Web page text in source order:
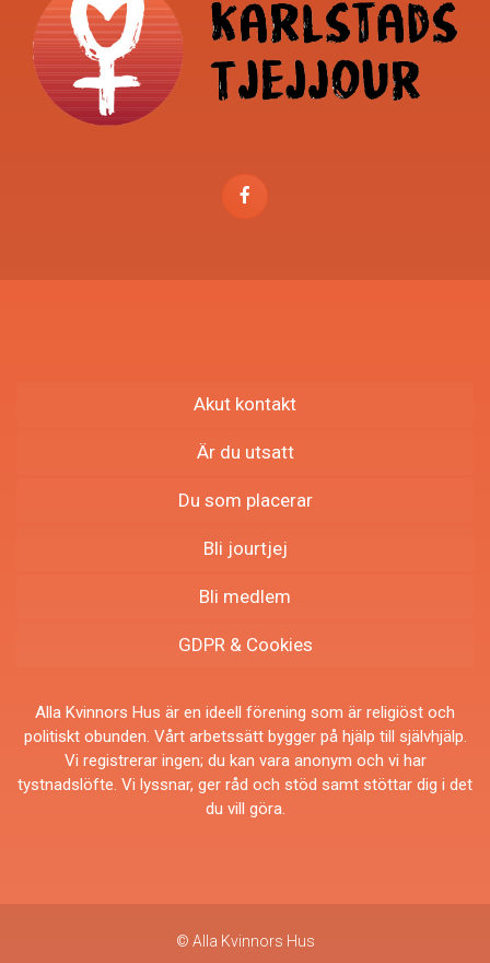
Akut kontakt
Är du utsatt
Du som placerar
Bli jourtjej
Bli medlem
GDPR & Cookies
Alla Kvinnors Hus är en ideell förening som är religiöst och
politiskt obunden. Vårt arbetssätt bygger på hjälp till självhjälp.
Vi registrerar ingen; du kan vara anonym och vi har
tystnadslöfte. Vi lyssnar, ger råd och stöd samt stöttar dig i det
du vill göra.
© Alla Kvinnors Hus